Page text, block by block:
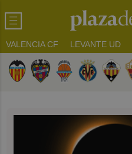
VALENCIA CF LEVANTE UD